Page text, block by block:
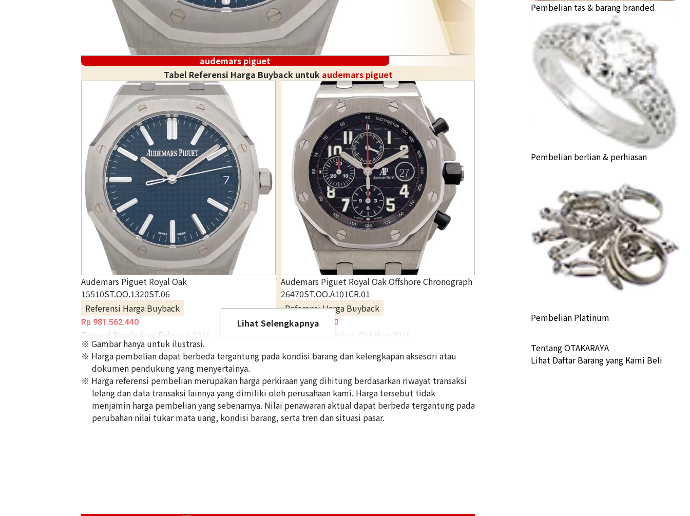
audemars piguet
royal-oak-offshore
Tabel Referensi Harga Buyback untuk audemars piguet
Audemars Piguet Royal Oak
15510ST.OO.1320ST.06
Referensi Harga Buyback
Rp 981.562.440
Tanggal Pembelian: Februari 2026
Audemars Piguet Royal Oak Offshore Chronograph
26470ST.OO.A101CR.01
Referensi Harga Buyback
Rp 305.647.370
Tanggal Pembelian: Oktober 2025
Lihat Selengkapnya
※ Gambar hanya untuk ilustrasi.
※ Harga pembelian dapat berbeda tergantung pada kondisi barang dan kelengkapan aksesori atau
dokumen pendukung yang menyertainya.
※ Harga referensi pembelian merupakan harga perkiraan yang dihitung berdasarkan riwayat transaksi
lelang dan data transaksi lainnya yang dimiliki oleh perusahaan kami. Harga tersebut tidak
menjamin harga pembelian yang sebenarnya. Nilai penawaran aktual dapat berbeda tergantung pada
perubahan nilai tukar mata uang, kondisi barang, serta tren dan situasi pasar.
Pembelian tas & barang branded
Pembelian berlian & perhiasan
Pembelian Platinum
Tentang OTAKARAYA
Lihat Daftar Barang yang Kami Beli